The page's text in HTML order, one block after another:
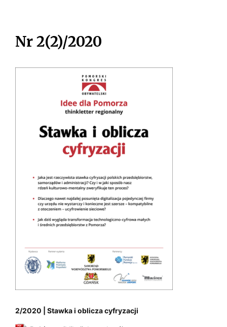
Nr 2(2)/2020
2/2020 | Stawka i oblicza cyfryzacji